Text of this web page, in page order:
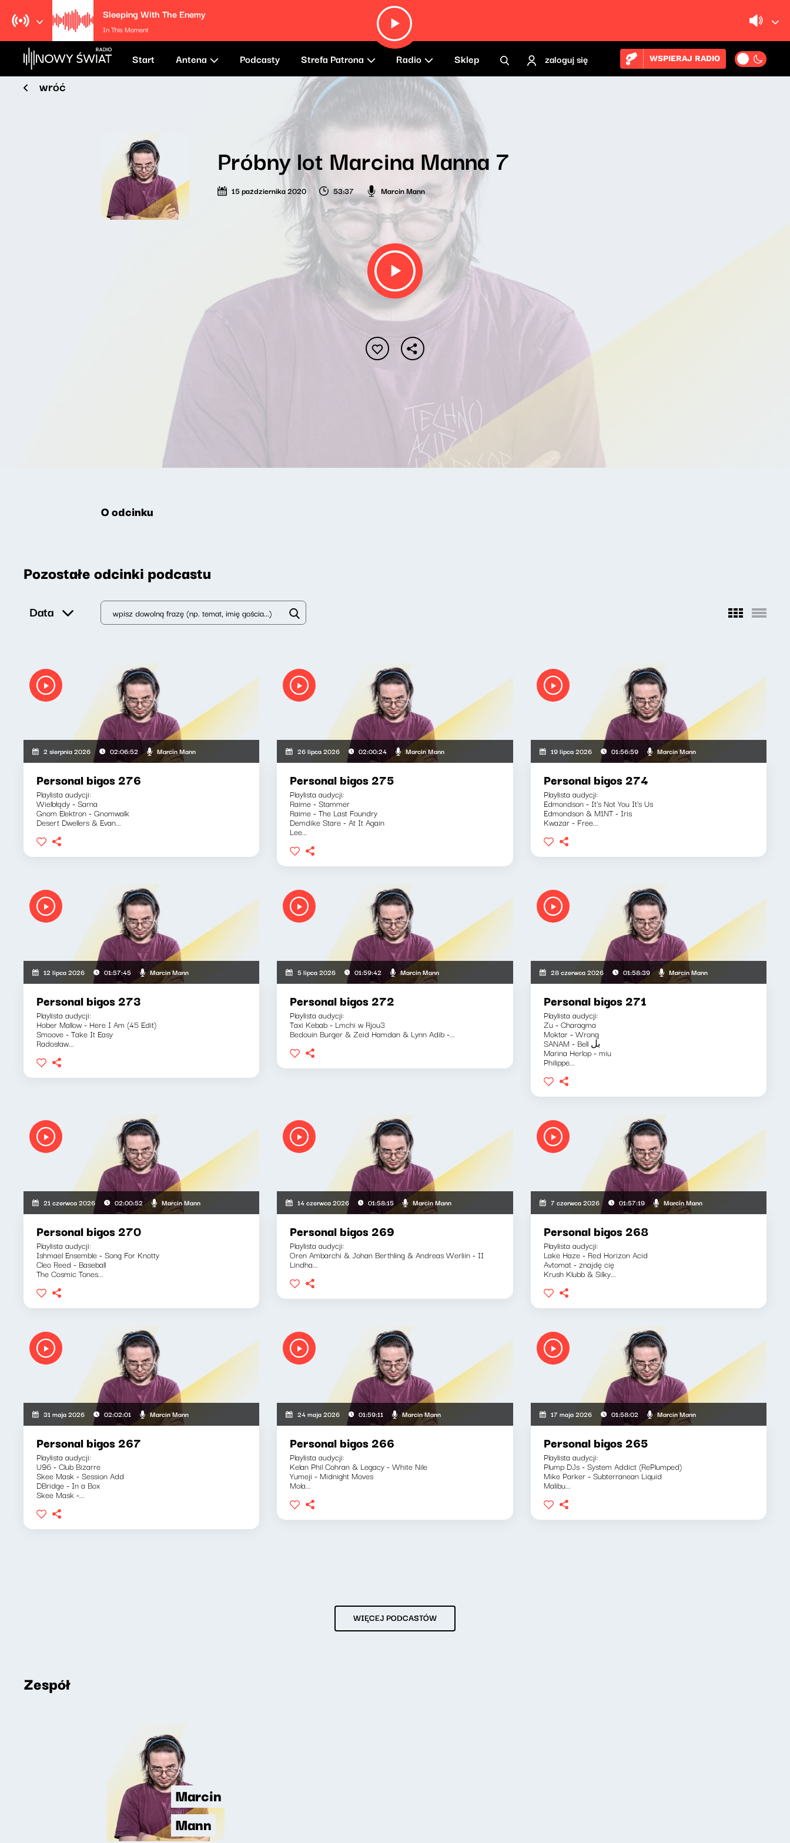
Sleeping With The Enemy
In This Moment
Start Antena Podcasty Strefa Patrona Radio Sklep zaloguj się WSPIERAJ RADIO
wróć
Próbny lot Marcina Manna 7
15 października 2020 53:37 Marcin Mann
O odcinku
Pozostałe odcinki podcastu
Data
2 sierpnia 2026 02:06:52 Marcin Mann
Personal bigos 276
Playlista audycji:
Wielbłądy - Sarna
Gnom Elektron - Gnomwalk
Desert Dwellers & Evan...
26 lipca 2026 02:00:24 Marcin Mann
Personal bigos 275
Playlista audycji:
Raime - Stammer
Raime - The Last Foundry
Demdike Stare - At It Again
Lee...
19 lipca 2026 01:56:59 Marcin Mann
Personal bigos 274
Playlista audycji:
Edmondson - It's Not You It's Us
Edmondson & M1NT - Iris
Kwazar - Free...
12 lipca 2026 01:57:45 Marcin Mann
Personal bigos 273
Playlista audycji:
Hober Mallow - Here I Am (45 Edit)
Smoove - Take It Easy
Radosław...
5 lipca 2026 01:59:42 Marcin Mann
Personal bigos 272
Playlista audycji:
Taxi Kebab - Lmchi w Rjou3
Bedouin Burger & Zeid Hamdan & Lynn Adib -...
28 czerwca 2026 01:58:39 Marcin Mann
Personal bigos 271
Playlista audycji:
Zu - Charagma
Moktar - Wrong
SANAM - Bell بل
Marina Herlop - miu
Philippe...
21 czerwca 2026 02:00:52 Marcin Mann
Personal bigos 270
Playlista audycji:
Ishmael Ensemble - Song For Knotty
Cleo Reed - Baseball
The Cosmic Tones...
14 czerwca 2026 01:58:15 Marcin Mann
Personal bigos 269
Playlista audycji:
Oren Ambarchi & Johan Berthling & Andreas Werliin - II
Lindha...
7 czerwca 2026 01:57:19 Marcin Mann
Personal bigos 268
Playlista audycji:
Lake Haze - Red Horizon Acid
Avtomat - znajdę cię
Krush Klubb & Silky...
31 maja 2026 02:02:01 Marcin Mann
Personal bigos 267
Playlista audycji:
U96 - Club Bizarre
Skee Mask - Session Add
DBridge - In a Box
Skee Mask -...
24 maja 2026 01:59:11 Marcin Mann
Personal bigos 266
Playlista audycji:
Kelan Phil Cohran & Legacy - White Nile
Yumeji - Midnight Moves
Mola...
17 maja 2026 01:58:02 Marcin Mann
Personal bigos 265
Playlista audycji:
Plump DJs - System Addict (RePlumped)
Mike Parker - Subterranean Liquid
Malibu...
WIĘCEJ PODCASTÓW
Zespół
Marcin
Mann